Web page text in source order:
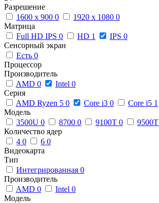
Разрешение
1600 x 900 0 1920 x 1080 0
Матрица
Full HD IPS 0 HD 1 IPS 0
Сенсорный экран
Есть 0
Процессор
Производитель
AMD 0 Intel 0
Серия
AMD Ryzen 5 0 Core i3 0 Core i5 1
Модель
3500U 0 8700 0 9100T 0 9500T
Количество ядер
4 0 6 0
Видеокарта
Тип
Интегрированная 0
Производитель
AMD 0 Intel 0
Модель